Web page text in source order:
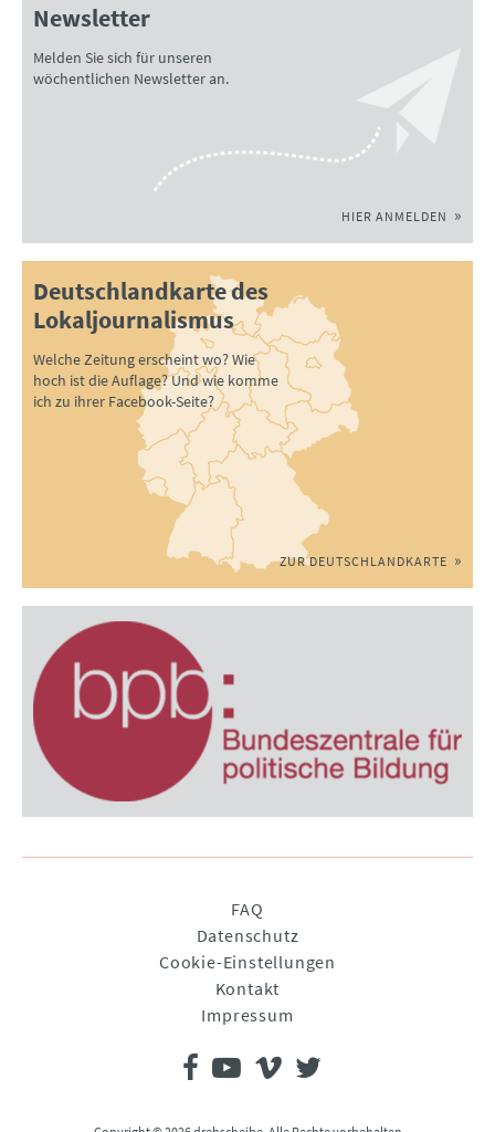
Newsletter
Melden Sie sich für unseren
wöchentlichen Newsletter an.
HIER ANMELDEN
Deutschlandkarte des
Lokaljournalismus
Welche Zeitung erscheint wo? Wie
hoch ist die Auflage? Und wie komme
ich zu ihrer Facebook-Seite?
ZUR DEUTSCHLANDKARTE
FAQ
Datenschutz
Cookie-Einstellungen
Kontakt
Impressum